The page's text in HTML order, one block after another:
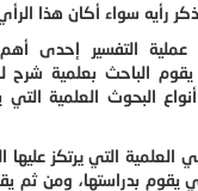
رأيه سواء أكان هذا
عملية التفسير إحدى
يقوم الباحث بعلمية شرح
البحوث العلمية التي
العلمية التي يرتكز
يقوم بدراستها، ومن ثم